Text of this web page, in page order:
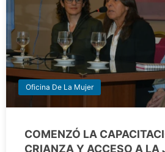
Oficina De La Mujer
COMENZÓ LA
CRIANZA Y ACCESO A LA